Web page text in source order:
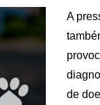
A
de